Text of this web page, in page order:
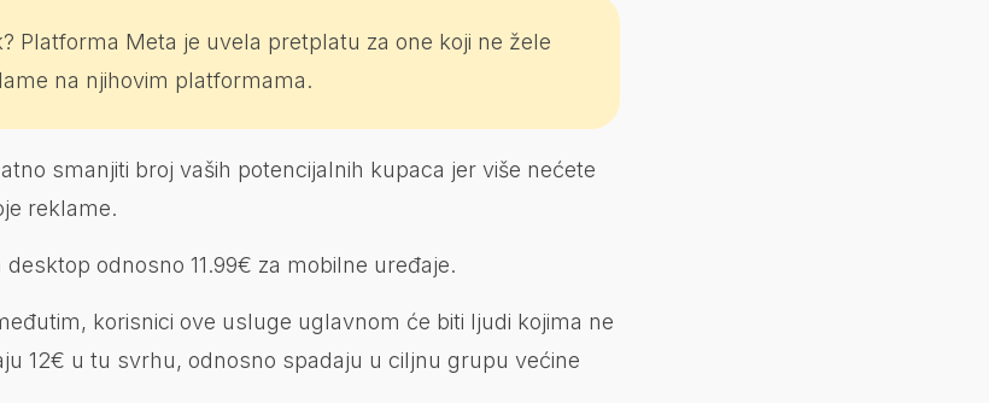
Platforma Meta je uvela pretplatu za one koji ne žele
na njihovim platformama.
smanjiti broj vaših potencijalnih kupaca jer više nećete
reklame.
odnosno 11.99€ za mobilne uređaje.
korisnici ove usluge uglavnom će biti ljudi kojima ne
12€ u tu svrhu, odnosno spadaju u ciljnu grupu većine